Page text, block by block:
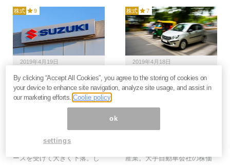
株式 9
2019年4月19日
スズキ自動車がリコー
ル、800億円の特別損失
でも株価が翌日反発した
２つの理由＝栫井駿介
落を続けていたスズキです
ースを受けて大きく下落。し
株式 7
2019年4月18日
岐路に立たされる自動車
産業、トヨタが目を付け
井駿介
産業。大手自動車会社の株価
By clicking “Accept All Cookies”, you agree to the storing of cookies on
your device to enhance site navigation, analyze site usage, and assist in
our marketing efforts.Coolie policy
ok
settings